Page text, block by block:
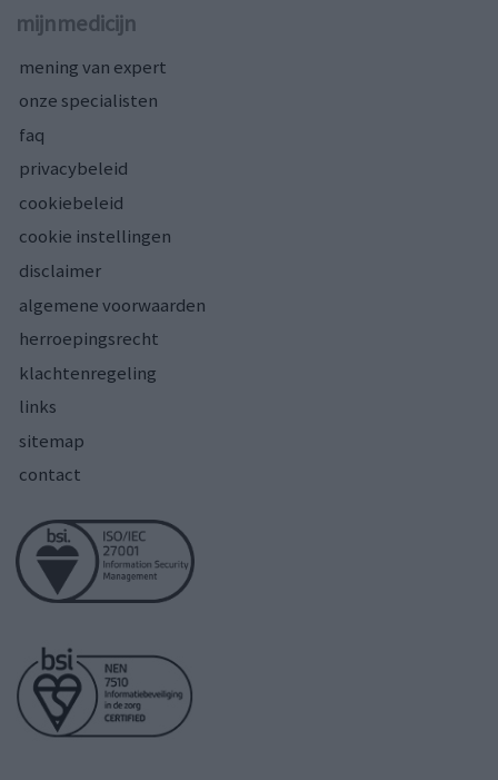
mijnmedicijn
mening van expert
onze specialisten
faq
privacybeleid
cookiebeleid
cookie instellingen
disclaimer
algemene voorwaarden
herroepingsrecht
klachtenregeling
links
sitemap
contact